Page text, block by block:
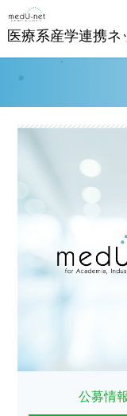
医療系産学連携
公募情報